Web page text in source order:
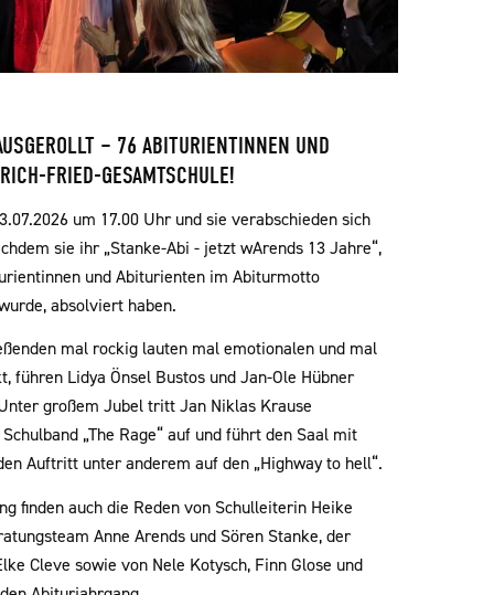
– 76 ABITURIENTINNEN UND
FRIED-GESAMTSCHULE!
um 17.00 Uhr und sie verabschieden sich
sie ihr „Stanke-Abi - jetzt wArends 13 Jahre“,
und Abiturienten im Abiturmotto
absolviert haben.
mal rockig lauten mal emotionalen und mal
führen Lidya Önsel Bustos und Jan-Ole Hübner
großem Jubel tritt Jan Niklas Krause
„The Rage“ auf und führt den Saal mit
Auftritt unter anderem auf den „Highway to hell“.
finden auch die Reden von Schulleiterin Heike
Anne Arends und Sören Stanke, der
Cleve sowie von Nele Kotysch, Finn Glose und